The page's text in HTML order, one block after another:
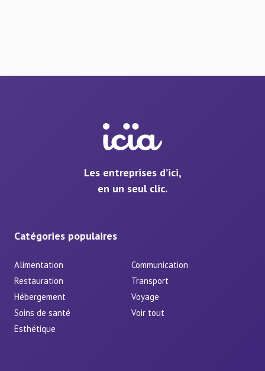
Les entreprises d’ici,
en un seul clic.
Catégories populaires
Alimentation
Communication
Restauration
Transport
Hébergement
Voyage
Soins de santé
Voir tout
Esthétique